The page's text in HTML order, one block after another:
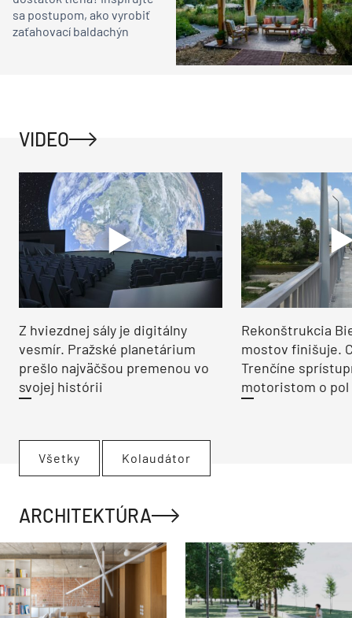
sa postupom, ako vyrobiť
zaťahovací baldachýn
VIDEO
Z hviezdnej sály je digitálny
vesmír. Pražské planetárium
prešlo najväčšou premenou vo
svojej histórii
Rekonštrukcia
mostov finišuje.
Trenčíne
motoristom o pol
Všetky Kolaudátor
ARCHITEKTÚRA